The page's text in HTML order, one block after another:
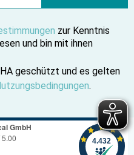
zur Kenntnis
und bin mit ihnen
geschützt und es gelten
.